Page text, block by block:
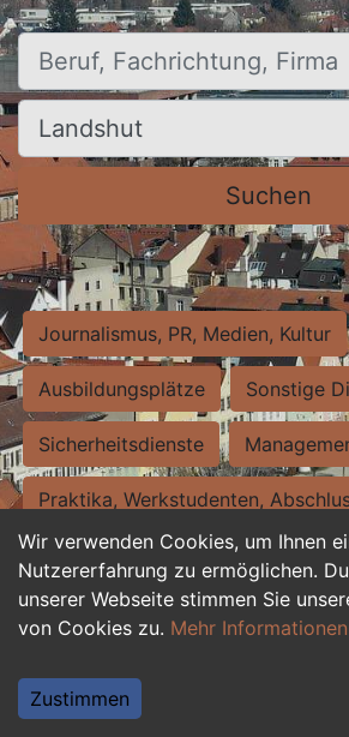
Wir verwenden Cookies, um Ihnen
Nutzererfahrung zu ermöglichen.
unserer Webseite stimmen Sie
von Cookies zu. Mehr Informationen
Zustimmen
Beruf, Fachrichtung, Firma
Ort, Stadt
Suchen
Journalismus, PR, Medien, Kultur
Ausbildungsplätze Sonstige
Sicherheitsdienste
Praktika, Werkstudenten,
Personalwesen Assistenz,
Hilfskräfte, Aushilfs- und
Weiterbildung, Studium, duale